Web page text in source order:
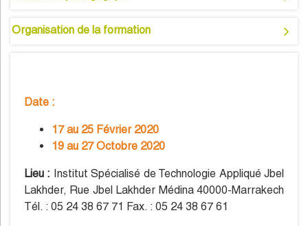
Organisation de la formation
Date :
17 au 25 Février 2020
19 au 27 Octobre 2020
Lieu : Institut Spécialisé de Technologie Appliqué Jbel
Lakhder, Rue Jbel Lakhder Médina 40000-Marrakech
Tél. : 05 24 38 67 71 Fax. : 05 24 38 67 61